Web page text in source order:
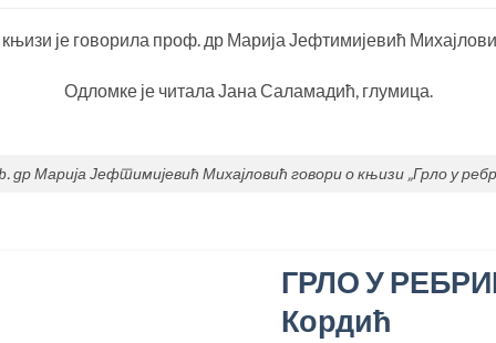
је говорила проф. др Марија Јефтимијевић
Одломке је читала Јана Саламадић, глумица.
др Марија Јефтимијевић Михајловић говори о књизи „Грло у
ГРЛО У
Кордић